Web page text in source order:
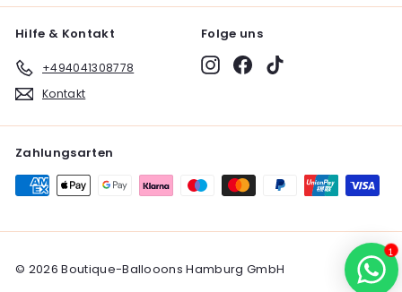
Hilfe & Kontakt
+494041308778
Kontakt
Folge uns
InstagramFacebook
Zahlungsarten
© 2026 Boutique-Ballooons Hamburg GmbH
1